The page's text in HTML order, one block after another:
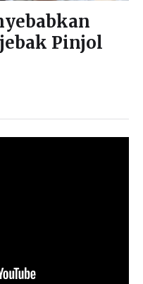
Pinjol